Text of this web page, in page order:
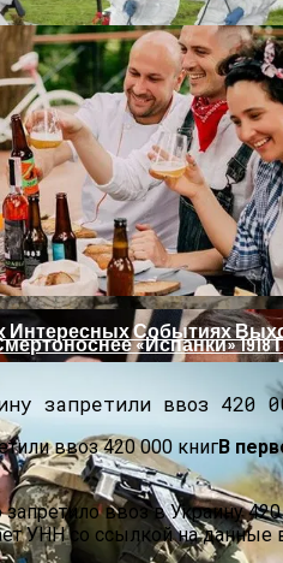
Интеллект
«испанки» 1918
Интересных Событиях
В
ввоз в Украину
УНН со ссылкой на данные